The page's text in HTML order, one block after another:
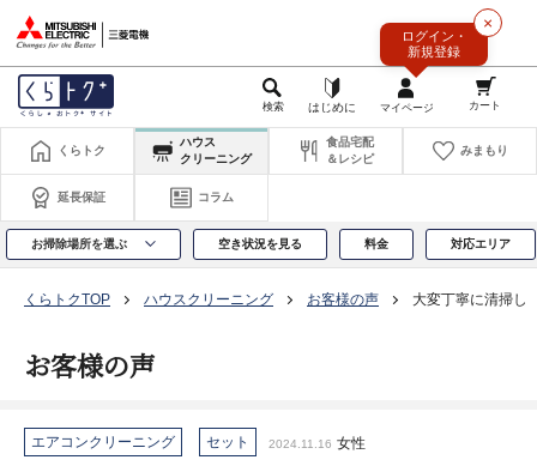
×
ログイン・
新規登録
くらトク
ハウス
クリーニング
食品宅配
＆レシピ
みまもり
延長保証 コラム
お掃除場所を選ぶ 空き状況を見る 料金 対応エリア
くらトクTOP ハウスクリーニング お客様の声 大変丁寧に清掃し
お客様の声
エアコンクリーニング セット 2024.11.16 女性